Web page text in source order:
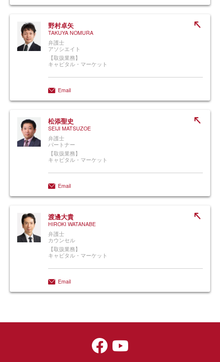
野村卓矢
TAKUYA NOMURA
弁護士
アソシエイト
【取扱業務】
キャピタル・マーケット
Email
松添聖史
SEIJI MATSUZOE
弁護士
パートナー
【取扱業務】
キャピタル・マーケット
Email
渡邊大貴
HIROKI WATANABE
弁護士
カウンセル
【取扱業務】
キャピタル・マーケット
Email